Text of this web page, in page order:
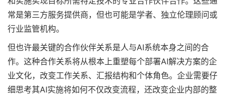
常是第三方服务提供商，但也可能是学者、独立伦理顾问或
行业监管机构。
但也许最关键的合作伙伴关系是人与AI系统本身之间的合
作。这种合作关系将从根本上重塑每个部署AI解决方案的企
业文化，改变工作关系、汇报结构和个体角色。企业需要仔
细思考其AI实施将如何不仅改变流程，还改变企业内部的整